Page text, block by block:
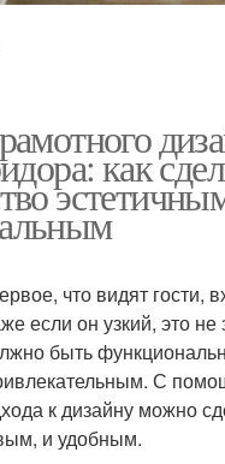
как
что видят гости,
если он узкий, это не
быть
С
к дизайну можно
и удобным.